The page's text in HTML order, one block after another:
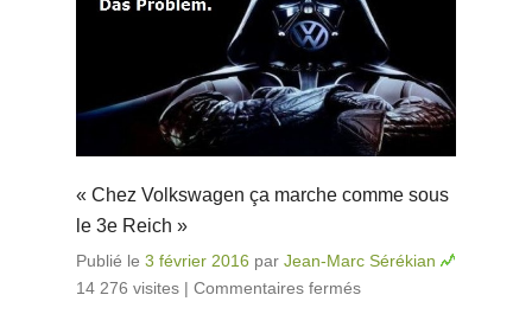
« Chez Volkswagen ça marche comme sous
le 3e Reich »
Publié le 3 février 2016 par Jean-Marc Sérékian
14 276 visites | Commentaires fermés